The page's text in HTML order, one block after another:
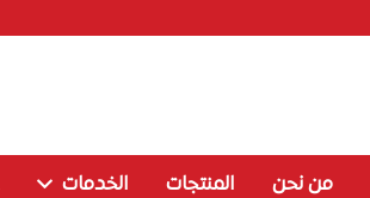
من نحن المنتجات الخدمات